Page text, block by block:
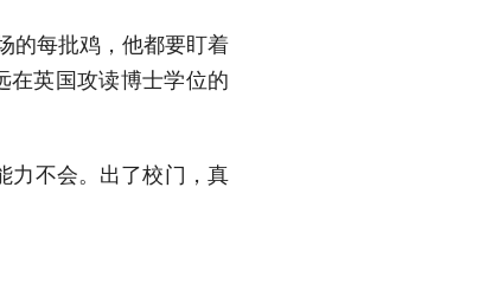
的每批鸡，他都要盯着
在英国攻读博士学位的
力不会。出了校门，真